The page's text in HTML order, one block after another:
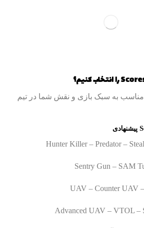
انتخاب Scorestreak مناسب به سبک بازی و نقش شما در تیم